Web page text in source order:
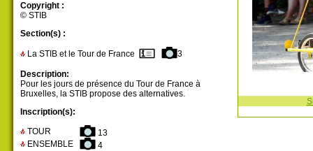
Copyright :
© STIB
Section(s) :
La STIB et le Tour de France 3
Description:
Pour les jours de présence du Tour de France à
Bruxelles, la STIB propose des alternatives.
Inscription(s):
TOUR
13
ENSEMBLE
4